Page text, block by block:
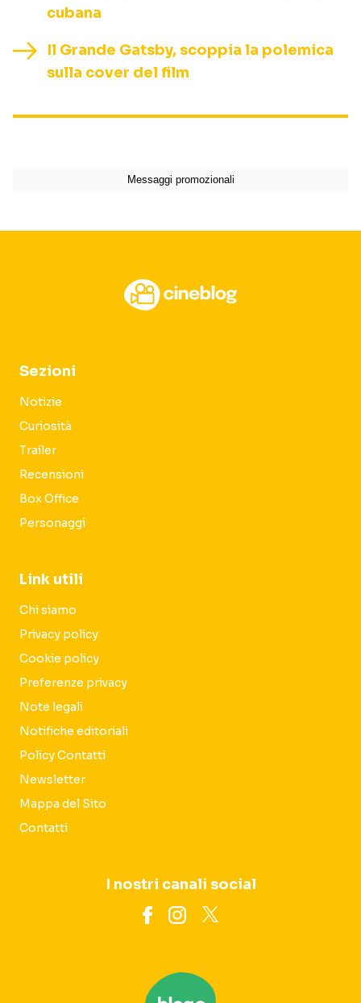
cubana
Il Grande Gatsby, scoppia la polemica
sulla cover del film
Sezioni
Notizie
Curiosità
Trailer
Recensioni
Box Office
Personaggi
Link utili
Chi siamo
Privacy policy
Cookie policy
Preferenze privacy
Note legali
Notifiche editoriali
Policy Contatti
Newsletter
Mappa del Sito
Contatti
I nostri canali social